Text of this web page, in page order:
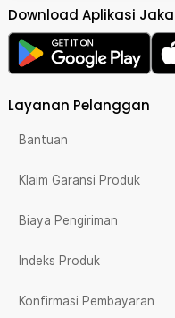
Download Aplikasi
Layanan Pelanggan
Bantuan
Klaim Garansi Produk
Biaya Pengiriman
Indeks Produk
Konfirmasi Pembayaran